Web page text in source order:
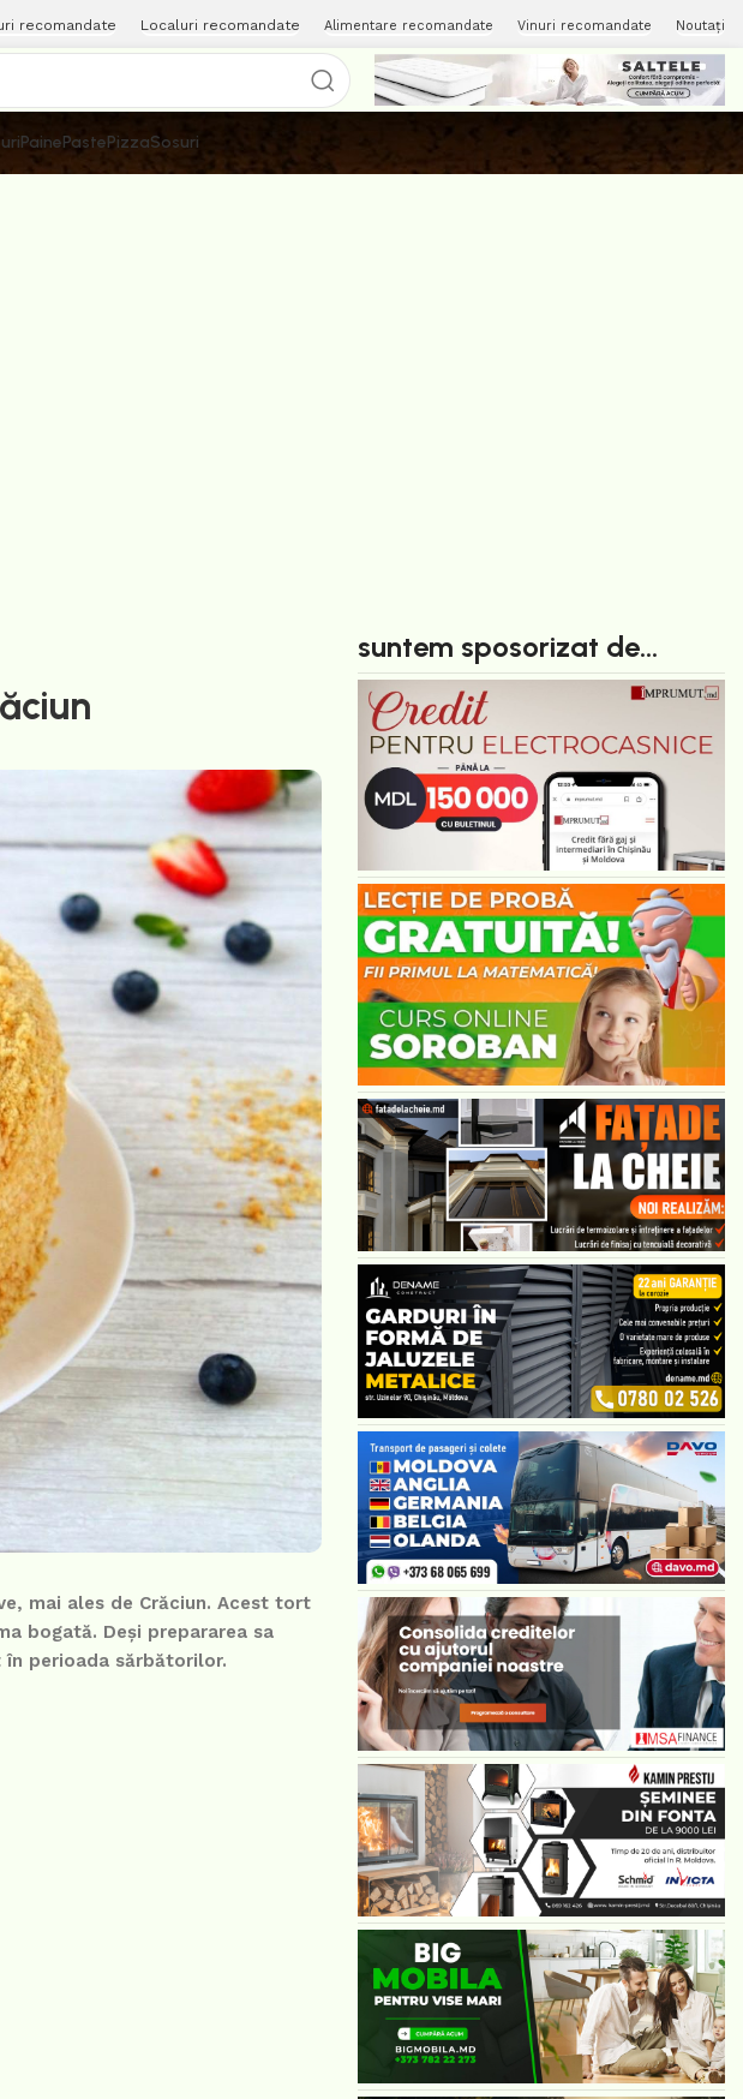
recomandate Localuri recomandate Alimentare recomandate Vinuri recomandate Noutați
PainePastePizzaSosuri
mai ales de Crăciun. Acest tort
bogată. Deși prepararea sa
perioada sărbătorilor.
suntem sposorizat de...